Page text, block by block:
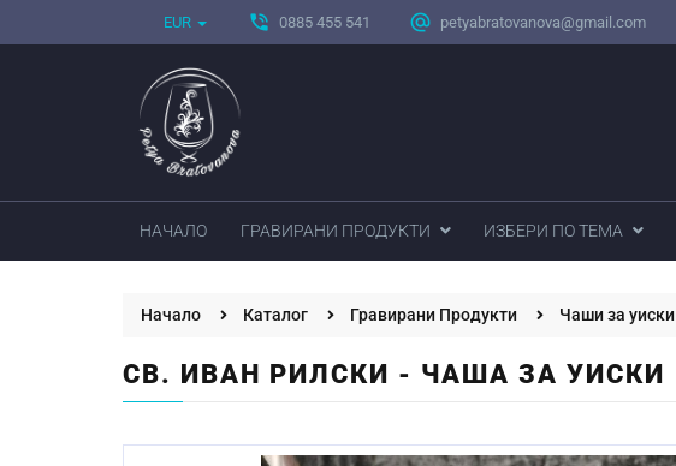
EUR phone_in_talk 0885 455 541 alternate_email petyabratovanova@gmail.com
НАЧАЛО ГРАВИРАНИ ПРОДУКТИ ИЗБЕРИ ПО ТЕМА
Начало Каталог Гравирани Продукти Чаши за уиски
СВ. ИВАН РИЛСКИ - ЧАША ЗА УИСКИ